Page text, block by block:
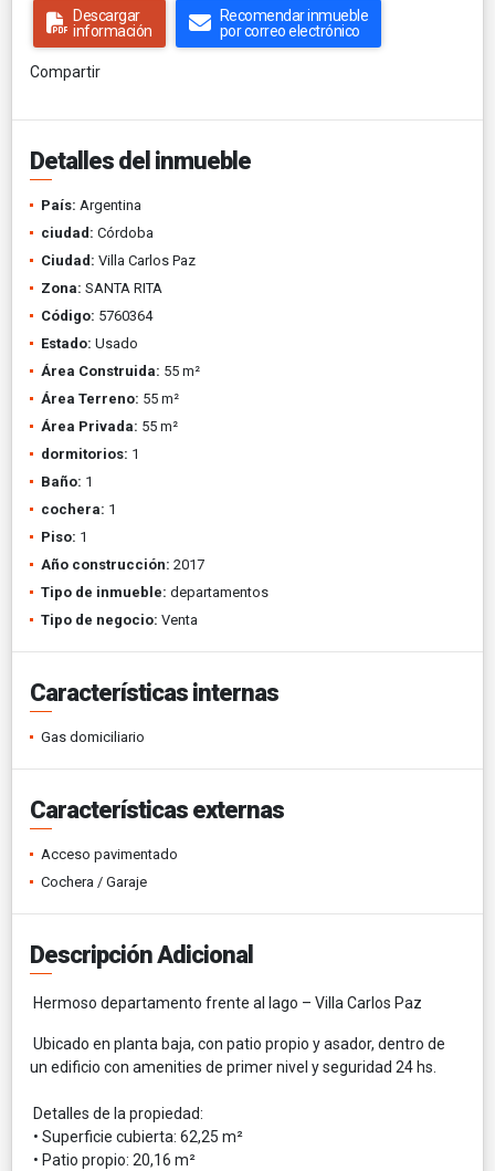
Descargar
información
Recomendar inmueble
por correo electrónico
Compartir
Detalles del inmueble
País: Argentina
ciudad: Córdoba
Ciudad: Villa Carlos Paz
Zona: SANTA RITA
Código: 5760364
Estado: Usado
Área Construida: 55 m²
Área Terreno: 55 m²
Área Privada: 55 m²
dormitorios: 1
Baño: 1
cochera: 1
Piso: 1
Año construcción: 2017
Tipo de inmueble: departamentos
Tipo de negocio: Venta
Características internas
Gas domiciliario
Características externas
Acceso pavimentado
Cochera / Garaje
Descripción Adicional
Hermoso departamento frente al lago – Villa Carlos Paz
Ubicado en planta baja, con patio propio y asador, dentro de
un edificio con amenities de primer nivel y seguridad 24 hs.
Detalles de la propiedad:
• Superficie cubierta: 62,25 m²
• Patio propio: 20,16 m²